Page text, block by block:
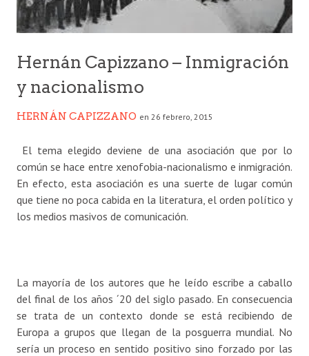
Hernán Capizzano – Inmigración
y nacionalismo
HERNÁN CAPIZZANO en 26 febrero, 2015
El tema elegido deviene de una asociación que por lo
común se hace entre xenofobia-nacionalismo e inmigración.
En efecto, esta asociación es una suerte de lugar común
que tiene no poca cabida en la literatura, el orden político y
los medios masivos de comunicación.
La mayoría de los autores que he leído escribe a caballo
del final de los años ´20 del siglo pasado. En consecuencia
se trata de un contexto donde se está recibiendo de
Europa a grupos que llegan de la posguerra mundial. No
sería un proceso en sentido positivo sino forzado por las